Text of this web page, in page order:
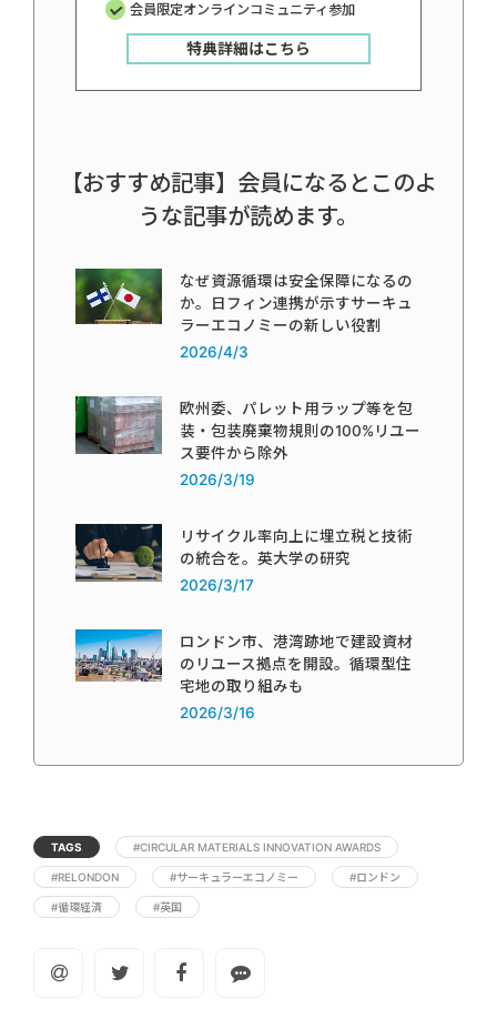
会員限定オンラインコミュニティ参加
特典詳細はこちら
【おすすめ記事】会員になるとこのよ
うな記事が読めます。
なぜ資源循環は安全保障になるの
か。日フィン連携が示すサーキュ
ラーエコノミーの新しい役割
2026/4/3
欧州委、パレット用ラップ等を包
装・包装廃棄物規則の100%リユー
ス要件から除外
2026/3/19
リサイクル率向上に埋立税と技術
の統合を。英大学の研究
2026/3/17
ロンドン市、港湾跡地で建設資材
のリユース拠点を開設。循環型住
宅地の取り組みも
2026/3/16
TAGS #CIRCULAR MATERIALS INNOVATION AWARDS
#RELONDON #サーキュラーエコノミー #ロンドン
#循環経済 #英国